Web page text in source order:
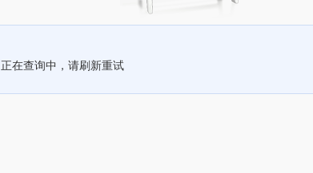
正在查询中，请刷新重试